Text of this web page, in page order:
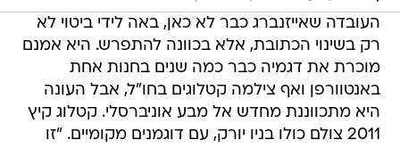
העובדה שאייזנברג כבר לא כאן, באה לידי ביטוי לא
רק בשינוי הכתובת, אלא בכוונה להתפרש. היא אמנם
מוכרת את דגמיה כבר כמה שנים בחנות אחת
באנטוורפן ואף צילמה קטלוגים בחו"ל, אבל העונה
היא מתכווננת מחדש אל מבע אוניברסלי. קטלוג קיץ
2011 צולם כולו בניו יורק, עם דוגמנים מקומיים. "זו